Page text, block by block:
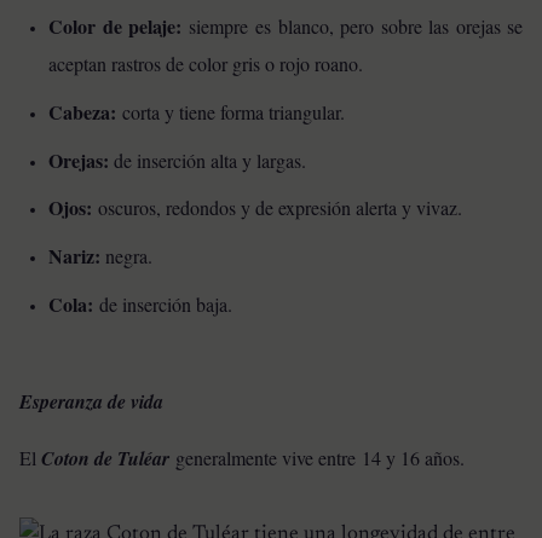
Color de pelaje: siempre es blanco, pero sobre las orejas se
aceptan rastros de color gris o rojo roano.
Cabeza: corta y tiene forma triangular.
Orejas: de inserción alta y largas.
Ojos: oscuros, redondos y de expresión alerta y vivaz.
Nariz: negra.
Cola: de inserción baja.
Esperanza de vida
El Coton de Tuléar generalmente vive entre 14 y 16 años.